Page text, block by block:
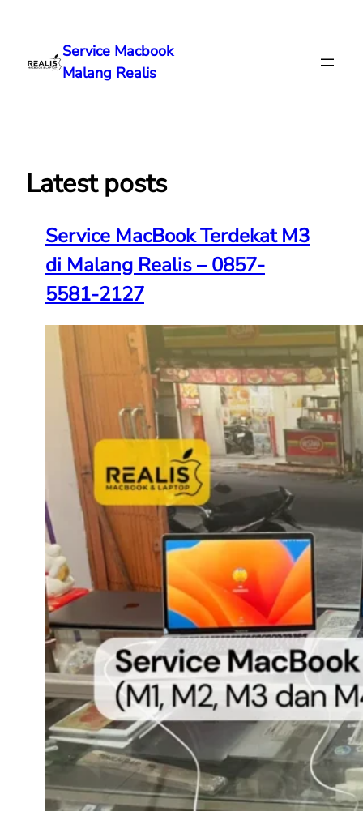
Service Macbook
Malang Realis
Latest posts
Service MacBook Terdekat M3
di Malang Realis – 0857-
5581-2127